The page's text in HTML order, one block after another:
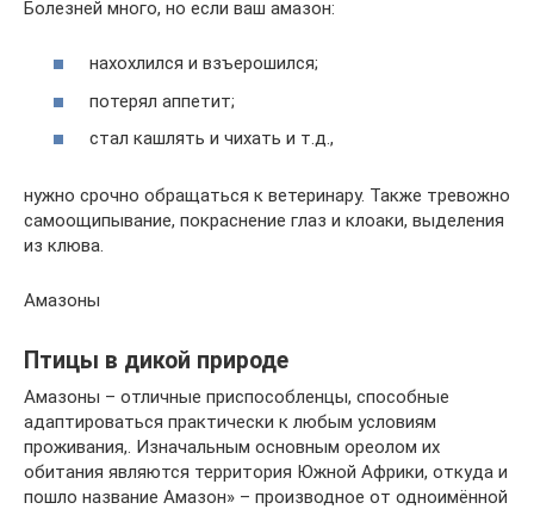
Болезней много, но если ваш амазон:
нахохлился и взъерошился;
потерял аппетит;
стал кашлять и чихать и т.д.,
нужно срочно обращаться к ветеринару. Также тревожно
самоощипывание, покраснение глаз и клоаки, выделения
из клюва.
Амазоны
Птицы в дикой природе
Амазоны – отличные приспособленцы, способные
адаптироваться практически к любым условиям
проживания,. Изначальным основным ореолом их
обитания являются территория Южной Африки, откуда и
пошло название Амазон» – производное от одноимённой